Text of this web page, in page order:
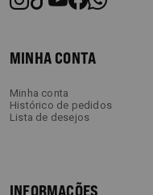
MINHA CONTA
Minha conta
Histórico de pedidos
Lista de desejos
INFORMAÇÕES